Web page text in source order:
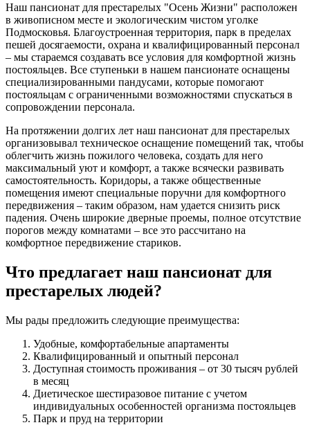
Наш пансионат для престарелых "Осень Жизни" расположен
в живописном месте и экологическим чистом уголке
Подмосковья. Благоустроенная территория, парк в пределах
пешей досягаемости, охрана и квалифицированный персонал
– мы стараемся создавать все условия для комфортной жизнь
постояльцев. Все ступеньки в нашем пансионате оснащены
специализированными пандусами, которые помогают
постояльцам с ограниченными возможностями спускаться в
сопровождении персонала.
На протяжении долгих лет наш пансионат для престарелых
организовывал техническое оснащение помещений так, чтобы
облегчить жизнь пожилого человека, создать для него
максимальный уют и комфорт, а также всячески развивать
самостоятельность. Коридоры, а также общественные
помещения имеют специальные поручни для комфортного
передвижения – таким образом, нам удается снизить риск
падения. Очень широкие дверные проемы, полное отсутствие
порогов между комнатами – все это рассчитано на
комфортное передвижение стариков.
Что предлагает наш пансионат для
престарелых людей?
Мы рады предложить следующие преимущества:
Удобные, комфортабельные апартаменты
Квалифицированный и опытный персонал
Доступная стоимость проживания – от 30 тысяч рублей
в месяц
Диетическое шестиразовое питание с учетом
индивидуальных особенностей организма постояльцев
Парк и пруд на территории